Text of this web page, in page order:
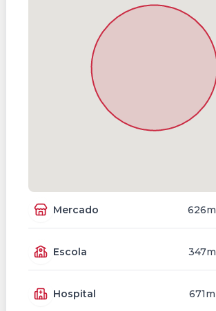
Mercado 626m
Escola 347m
Hospital 671m